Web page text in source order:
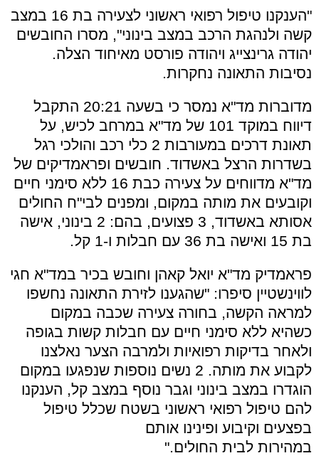
"הענקנו טיפול רפואי ראשוני לצעירה בת 16 במצב
קשה ולנהגת הרכב במצב בינוני", מסרו החובשים
יהודה גרינצייג ויהודה פורסט מאיחוד הצלה.
נסיבות התאונה נחקרות.
מדוברות מד"א נמסר כי בשעה 20:21 התקבל
דיווח במוקד 101 של מד"א במרחב לכיש, על
תאונת דרכים במעורבות 2 כלי רכב והולכי רגל
בשדרות הרצל באשדוד. חובשים ופראמדיקים של
מד"א מדווחים על צעירה כבת 16 ללא סימני חיים
וקובעים את מותה במקום, ומפנים לבי"ח החולים
אסותא באשדוד, 3 פצועים, בהם: 2 בינוני, אישה
בת 15 ואישה בת 36 עם חבלות ו-1 קל.
פראמדיק מד"א יואל קאהן וחובש בכיר במד"א חגי
לווינשטיין סיפרו: "שהגענו לזירת התאונה נחשפו
למראה הקשה, בחורה צעירה שכבה במקום
כשהיא ללא סימני חיים עם חבלות קשות בגופה
ולאחר בדיקות רפואיות ולמרבה הצער נאלצנו
לקבוע את מותה. 2 נשים נוספות שנפגעו במקום
הוגדרו במצב בינוני וגבר נוסף במצב קל, הענקנו
להם טיפול רפואי ראשוני בשטח שכלל טיפול
בפצעים וקיבוע ופינינו אותם
במהירות לבית החולים."